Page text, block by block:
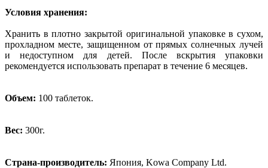
Условия хранения:
Хранить в плотно закрытой оригинальной упаковке в сухом,
прохладном месте, защищенном от прямых солнечных лучей
и недоступном для детей. После вскрытия упаковки
рекомендуется использовать препарат в течение 6 месяцев.
Объем: 100 таблеток.
Вес: 300г.
Страна-производитель: Япония, Kowa Company Ltd.